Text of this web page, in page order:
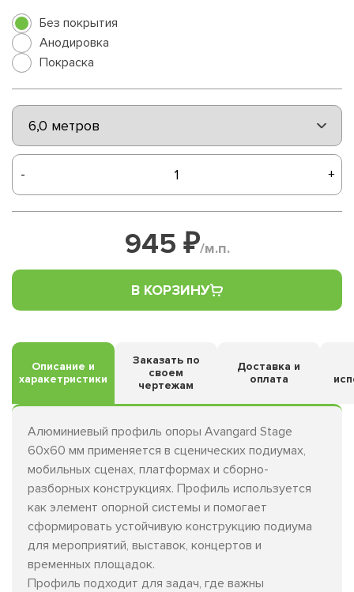
Без покрытия
Анодировка
Покраска
- +
945 ₽/м.п.
В КОРЗИНУ
Описание и
харакетристики
Заказать по
своем
чертежам
Доставка и
оплата
Алюминиевый профиль опоры Avangard Stage
60х60 мм применяется в сценических подиумах,
мобильных сценах, платформах и сборно-
разборных конструкциях. Профиль используется
как элемент опорной системы и помогает
сформировать устойчивую конструкцию подиума
для мероприятий, выставок, концертов и
временных площадок.
Профиль подходит для задач, где важны